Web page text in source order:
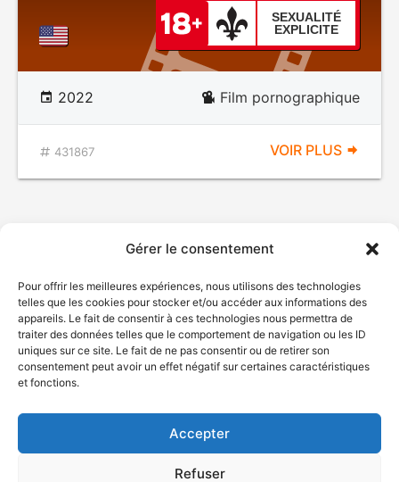
Gérer le consentement
Pour offrir les meilleures expériences, nous utilisons des technologies
telles que les cookies pour stocker et/ou accéder aux informations des
appareils. Le fait de consentir à ces technologies nous permettra de
traiter des données telles que le comportement de navigation ou les ID
uniques sur ce site. Le fait de ne pas consentir ou de retirer son
consentement peut avoir un effet négatif sur certaines caractéristiques
et fonctions.
Accepter
Refuser
SEXUALITÉ
EXPLICITE
2022 Film pornographique
431867 VOIR PLUS
© Gouvernement du Québec, 2026
Plan du site
Accessibilité
Accès à l'information
Déclaration de services